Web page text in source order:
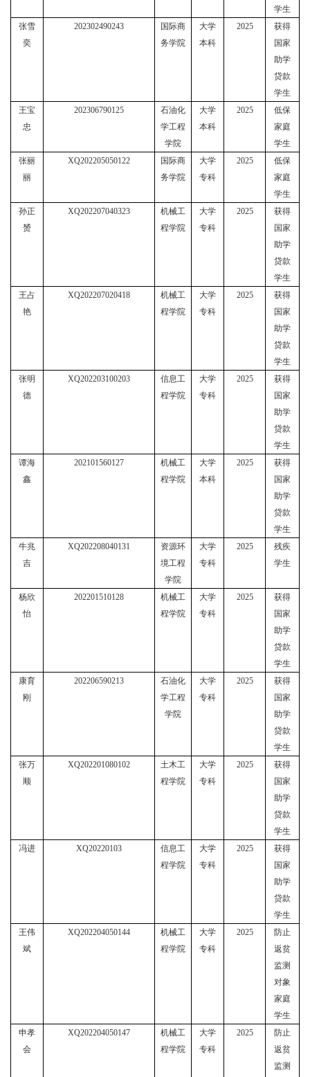
学生
张雪
奕
202302490243
国际商
务学院
大学
本科
2025
获得
国家
助学
贷款
学生
王宝
忠
202306790125
石油化
学工程
学院
大学
本科
2025
低保
家庭
学生
张丽
丽
XQ202205050122
国际商
务学院
大学
专科
2025
低保
家庭
学生
孙正
赟
XQ202207040323
机械工
程学院
大学
专科
2025
获得
国家
助学
贷款
学生
王占
艳
XQ202207020418
机械工
程学院
大学
专科
2025
获得
国家
助学
贷款
学生
张明
德
XQ202203100203
信息工
程学院
大学
专科
2025
获得
国家
助学
贷款
学生
谭海
鑫
202101560127
机械工
程学院
大学
本科
2025
获得
国家
助学
贷款
学生
牛兆
吉
XQ202208040131
资源环
境工程
学院
大学
专科
2025
残疾
学生
杨欣
怡
202201510128
机械工
程学院
大学
专科
2025
获得
国家
助学
贷款
学生
康育
刚
202206590213
石油化
学工程
学院
大学
专科
2025
获得
国家
助学
贷款
学生
张万
顺
XQ202201080102
土木工
程学院
大学
专科
2025
获得
国家
助学
贷款
学生
冯进
XQ20220103
信息工
程学院
大学
专科
2025
获得
国家
助学
贷款
学生
王伟
斌
XQ202204050144
机械工
程学院
大学
专科
2025
防止
返贫
监测
对象
家庭
学生
申孝
会
XQ202204050147
机械工
程学院
大学
专科
2025
防止
返贫
监测